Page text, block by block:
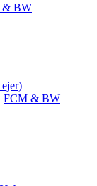
& BW
FCM & BW